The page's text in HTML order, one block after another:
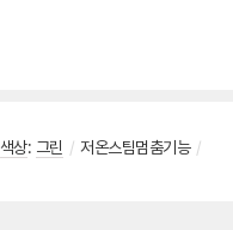
색상: 그린 / 저온스팀멈춤기능 /